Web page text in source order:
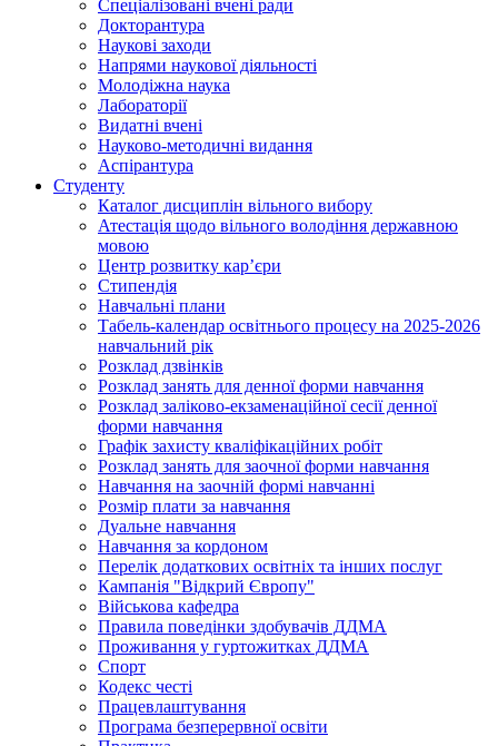
Спеціалізовані вчені ради
Докторантура
Наукові заходи
Напрями наукової діяльності
Молодіжна наука
Лабораторії
Видатні вчені
Науково-методичні видання
Аспірантура
Студенту
Каталог дисциплін вільного вибору
Атестація щодо вільного володіння державною
мовою
Центр розвитку кар’єри
Стипендія
Навчальні плани
Табель-календар освітнього процесу на 2025-2026
навчальний рік
Розклад дзвінків
Розклад занять для денної форми навчання
Розклад заліково-екзаменаційної сесії денної
форми навчання
Графік захисту кваліфікаційних робіт
Розклад занять для заочної форми навчання
Навчання на заочній формі навчанні
Розмір плати за навчання
Дуальне навчання
Навчання за кордоном
Перелік додаткових освітніх та інших послуг
Кампанія "Відкрий Європу"
Військова кафедра
Правила поведінки здобувачів ДДМА
Проживання у гуртожитках ДДМА
Спорт
Кодекс честі
Працевлаштування
Програма безперервної освіти